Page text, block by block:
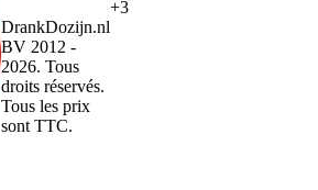
+3
DrankDozijn.nl
BV 2012 -
2026. Tous
droits réservés.
Tous les prix
sont TTC.